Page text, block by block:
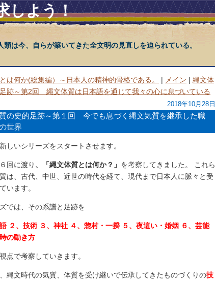
しよう！
は今、自らが築いてきた全文明の見直しを迫られている。
は何か(総集編）～日本人の精神的骨格である。 | メイン | 縄文体
跡～第2回 縄文体質は日本語を通じて我々の心に息づいている
2018年10月28日
の史的足跡～第１回 今でも息づく縄文気質を継承した職
世界
しいシリーズをスタートさせます。
回に渡り 、「縄文体質とは何か？」 を考察してきました。 これら
は、古代、中世、近世の時代を経て、現代まで日本人に脈々と受
います。
では、その系譜と足跡を
２、技術 ３、神社 ４、惣村・一揆 ５、夜這い・婚姻 ６、芸能
の動き方
点で考察していきます。
縄文時代の気質、体質を受け継いで伝承してきたものづくりの技